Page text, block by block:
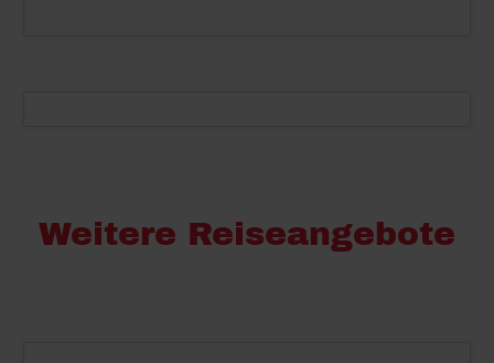
Weitere Reiseangebote